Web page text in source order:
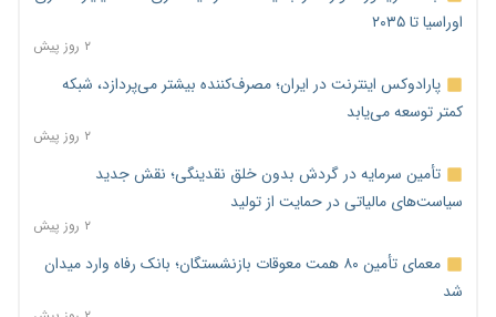
اوراسیا تا ۲۰۳۵
۲ روز پیش
پارادوکس اینترنت در ایران؛ مصرف‌کننده بیشتر می‌پردازد، شبکه
کمتر توسعه می‌یابد
۲ روز پیش
تأمین سرمایه در گردش بدون خلق نقدینگی؛ نقش جدید
سیاست‌های مالیاتی در حمایت از تولید
۲ روز پیش
معمای تأمین ۸۰ همت معوقات بازنشستگان؛ بانک رفاه وارد میدان
شد